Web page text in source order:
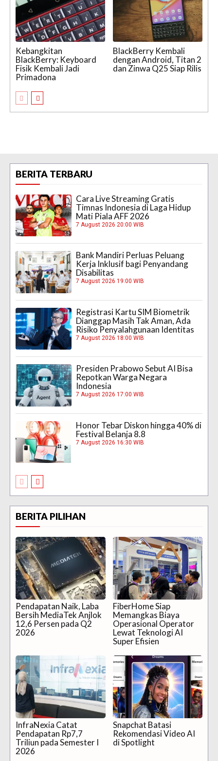
Kebangkitan
BlackBerry: Keyboard
Fisik Kembali Jadi
Primadona
BlackBerry Kembali
dengan Android, Titan 2
dan Zinwa Q25 Siap Rilis
BERITA TERBARU
Cara Live Streaming Gratis
Timnas Indonesia di Laga Hidup
Mati Piala AFF 2026
7 August 2026 20:00 WIB
Bank Mandiri Perluas Peluang
Kerja Inklusif bagi Penyandang
Disabilitas
7 August 2026 19:00 WIB
Registrasi Kartu SIM Biometrik
Dianggap Masih Tak Aman, Ada
Risiko Penyalahgunaan Identitas
7 August 2026 18:00 WIB
Presiden Prabowo Sebut AI Bisa
Repotkan Warga Negara
Indonesia
7 August 2026 17:00 WIB
Honor Tebar Diskon hingga 40% di
Festival Belanja 8.8
7 August 2026 16:30 WIB
BERITA PILIHAN
Pendapatan Naik, Laba
Bersih MediaTek Anjlok
12,6 Persen pada Q2
2026
FiberHome Siap
Memangkas Biaya
Operasional Operator
Lewat Teknologi AI
Super Efisien
InfraNexia Catat
Pendapatan Rp7,7
Triliun pada Semester I
2026
Snapchat Batasi
Rekomendasi Video AI
di Spotlight